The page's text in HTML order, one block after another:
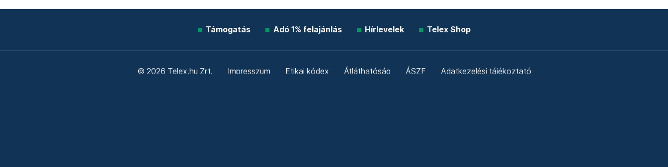
Támogatás Adó 1% felajánlás Hírlevelek Telex Shop
© 2026 Telex.hu Zrt. Impresszum Etikai kódex Átláthatóság ÁSZF Adatkezelési tájékoztató